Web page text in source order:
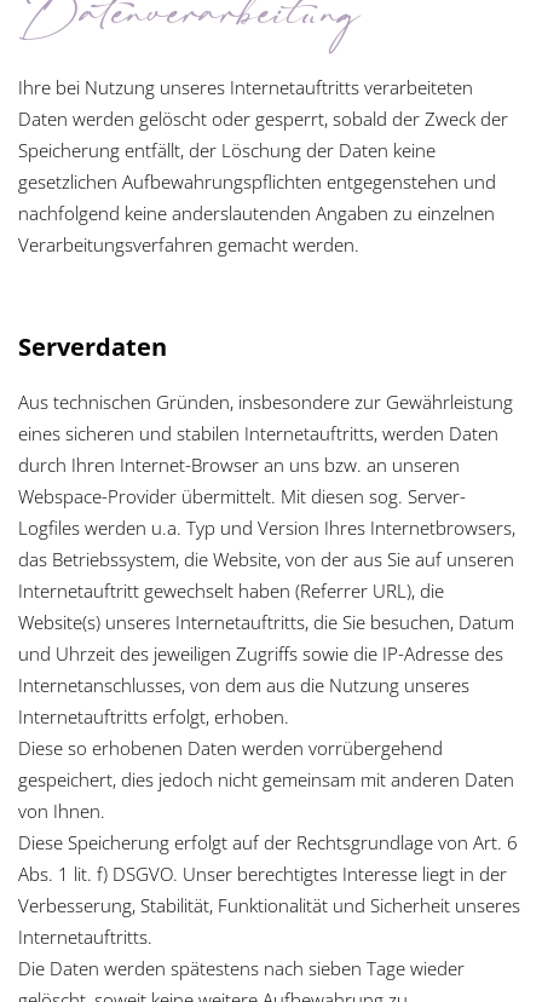
Datenverarbeitung
Ihre bei Nutzung unseres Internetauftritts verarbeiteten
Daten werden gelöscht oder gesperrt, sobald der Zweck der
Speicherung entfällt, der Löschung der Daten keine
gesetzlichen Aufbewahrungspflichten entgegenstehen und
nachfolgend keine anderslautenden Angaben zu einzelnen
Verarbeitungsverfahren gemacht werden.
Serverdaten
Aus technischen Gründen, insbesondere zur Gewährleistung
eines sicheren und stabilen Internetauftritts, werden Daten
durch Ihren Internet-Browser an uns bzw. an unseren
Webspace-Provider übermittelt. Mit diesen sog. Server-
Logfiles werden u.a. Typ und Version Ihres Internetbrowsers,
das Betriebssystem, die Website, von der aus Sie auf unseren
Internetauftritt gewechselt haben (Referrer URL), die
Website(s) unseres Internetauftritts, die Sie besuchen, Datum
und Uhrzeit des jeweiligen Zugriffs sowie die IP-Adresse des
Internetanschlusses, von dem aus die Nutzung unseres
Internetauftritts erfolgt, erhoben.
Diese so erhobenen Daten werden vorrübergehend
gespeichert, dies jedoch nicht gemeinsam mit anderen Daten
von Ihnen.
Diese Speicherung erfolgt auf der Rechtsgrundlage von Art. 6
Abs. 1 lit. f) DSGVO. Unser berechtigtes Interesse liegt in der
Verbesserung, Stabilität, Funktionalität und Sicherheit unseres
Internetauftritts.
Die Daten werden spätestens nach sieben Tage wieder